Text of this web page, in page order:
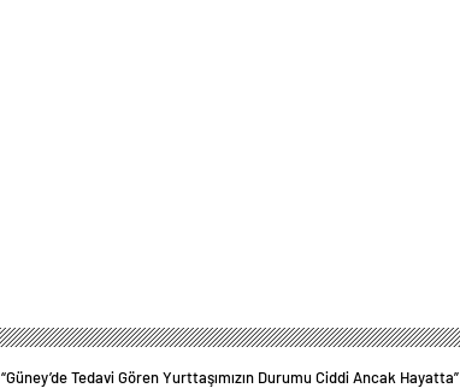
“Güney’de Tedavi Gören Yurttaşımızın Durumu Ciddi Ancak Hayatta”